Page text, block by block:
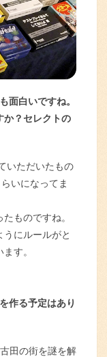
面白いですね。
か？セレクトの
いただいたもの
いになってま
ものですね。
にルールがと
す。
作る予定はあり
田の街を謎を解